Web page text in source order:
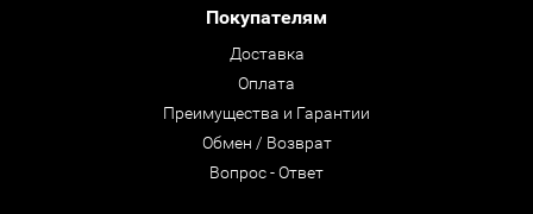
Покупателям
Доставка
Оплата
Преимущества и Гарантии
Обмен / Возврат
Вопрос - Ответ